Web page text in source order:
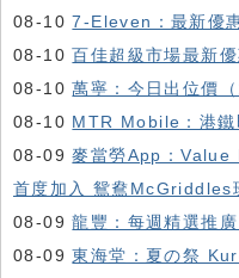
08-107-Eleven：最新優
08-10百佳超級市場最新
08-10萬寧：今日出位價（
08-10 MTR Mobile：港鐵
08-09麥當勞App：Value
首度加入 鴛鴦McGriddles
08-09龍豐：每週精選推
08-09東海堂：夏の祭